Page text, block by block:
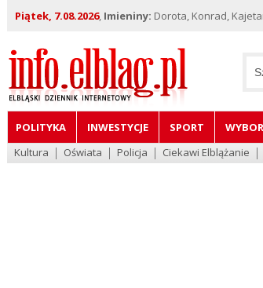
Piątek, 7.08.2026, Imieniny: Dorota, Konrad,
POLITYKA INWESTYCJE SPORT
Kultura
Oświata Policja Ciekawi Elblążanie